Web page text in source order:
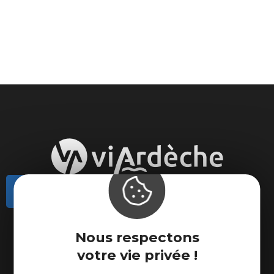
Nous respectons
votre vie privée !
Contactez-nous
Actualités
Météo
Marque Accueil Vélo